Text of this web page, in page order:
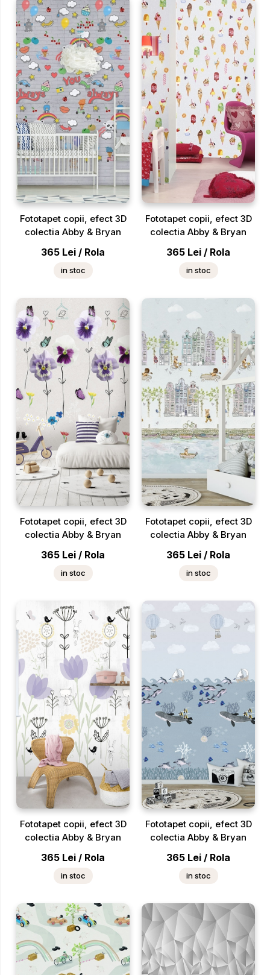
Fototapet copii, efect 3D
colectia Abby & Bryan
365 Lei / Rola
in stoc
Fototapet copii, efect 3D
colectia Abby & Bryan
365 Lei / Rola
in stoc
Fototapet copii, efect 3D
colectia Abby & Bryan
365 Lei / Rola
in stoc
Fototapet copii, efect 3D
colectia Abby & Bryan
365 Lei / Rola
in stoc
Fototapet copii, efect 3D
colectia Abby & Bryan
365 Lei / Rola
in stoc
Fototapet copii, efect 3D
colectia Abby & Bryan
365 Lei / Rola
in stoc